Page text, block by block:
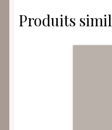
Produits